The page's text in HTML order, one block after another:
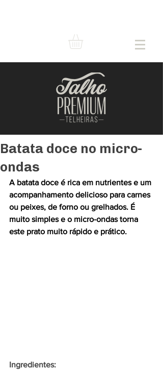
Batata doce no micro-
ondas
A batata doce é rica em nutrientes e um
acompanhamento delicioso para carnes
ou peixes, de forno ou grelhados. É
muito simples e o micro-ondas torna
este prato muito rápido e prático.
Ingredientes: